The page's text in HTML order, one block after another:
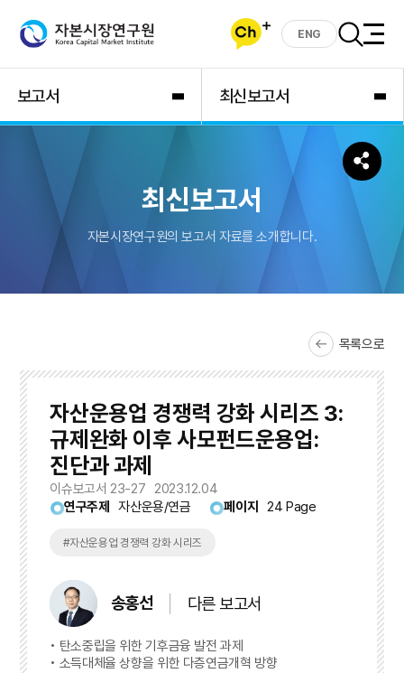
ENG
보고서 최신보고서
최신보고서
자본시장연구원의 보고서 자료를 소개합니다.
목록으로
자산운용업 경쟁력 강화 시리즈 3:
규제완화 이후 사모펀드운용업:
진단과 과제
이슈보고서 23-27 2023.12.04
연구주제
자산운용/연금 페이지 24 Page
#자산운용업 경쟁력 강화 시리즈
송홍선 다른 보고서
탄소중립을 위한 기후금융 발전 과제
소득대체율 상향을 위한 다층연금개혁 방향